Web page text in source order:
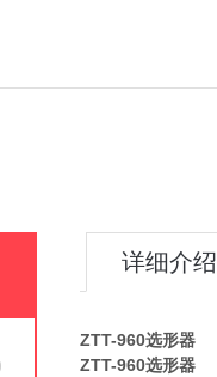
详细介绍
ZTT-960选形器
ZTT-960选形器